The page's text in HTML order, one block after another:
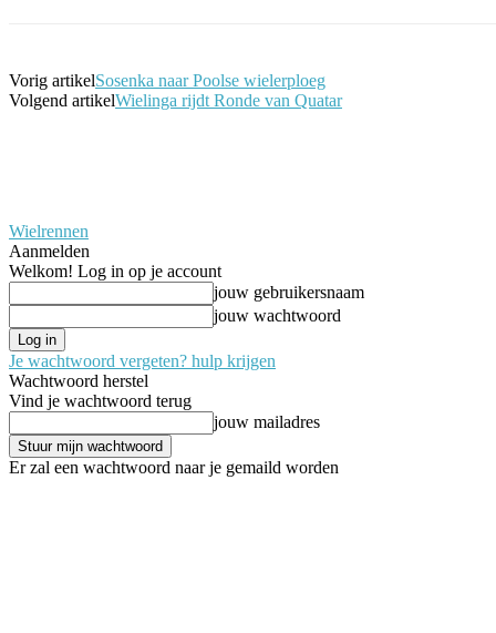
Vorig artikelSosenka naar Poolse wielerploeg
Volgend artikelWielinga rijdt Ronde van Quatar
Wielrennen
Aanmelden
Welkom! Log in op je account
jouw gebruikersnaam
jouw wachtwoord
Je wachtwoord vergeten? hulp krijgen
Wachtwoord herstel
Vind je wachtwoord terug
jouw mailadres
Er zal een wachtwoord naar je gemaild worden